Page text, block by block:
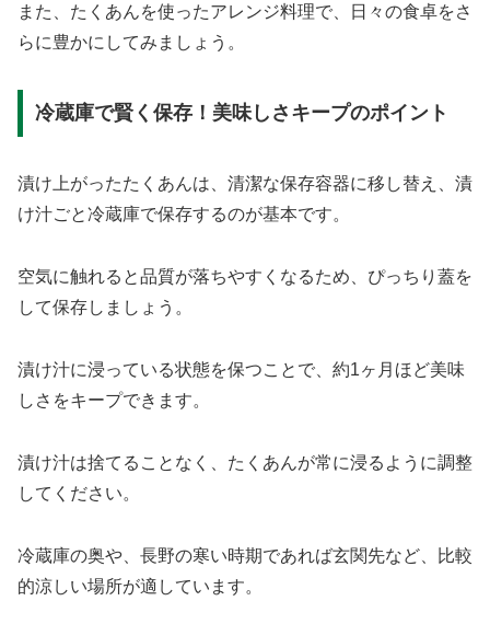
また、たくあんを使ったアレンジ料理で、日々の食卓をさ
らに豊かにしてみましょう。
冷蔵庫で賢く保存！美味しさキープのポイント
漬け上がったたくあんは、清潔な保存容器に移し替え、漬
け汁ごと冷蔵庫で保存するのが基本です。
空気に触れると品質が落ちやすくなるため、ぴっちり蓋を
して保存しましょう。
漬け汁に浸っている状態を保つことで、約1ヶ月ほど美味
しさをキープできます。
漬け汁は捨てることなく、たくあんが常に浸るように調整
してください。
冷蔵庫の奥や、長野の寒い時期であれば玄関先など、比較
的涼しい場所が適しています。